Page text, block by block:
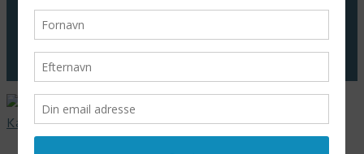
Blog
Cirkel
Kontakt
Priser
Kærlighed & nærvær>Jeg tilbyder>Soulflow